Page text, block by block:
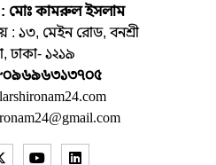
: মোঃ কামরুল ইসলাম
: ১৩, মেইন রোড, বনশ্রী
ঢাকা- ১২১৯